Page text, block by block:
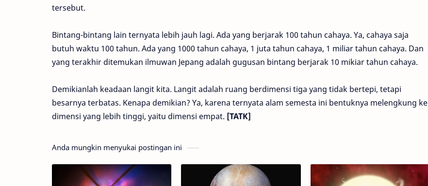
tersebut.
Bintang-bintang lain ternyata lebih jauh lagi. Ada yang berjarak 100 tahun cahaya. Ya, cahaya saja
butuh waktu 100 tahun. Ada yang 1000 tahun cahaya, 1 juta tahun cahaya, 1 miliar tahun cahaya. Dan
yang terakhir ditemukan ilmuwan Jepang adalah gugusan bintang berjarak 10 mikiar tahun cahaya.
Demikianlah keadaan langit kita. Langit adalah ruang berdimensi tiga yang tidak bertepi, tetapi
besarnya terbatas. Kenapa demikian? Ya, karena ternyata alam semesta ini bentuknya melengkung ke
dimensi yang lebih tinggi, yaitu dimensi empat. [TATK]
Anda mungkin menyukai postingan ini